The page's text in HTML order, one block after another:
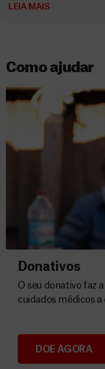
LEIA MAIS
Como ajudar
Donativos
Donativos
O seu donativo faz
cuidados médicos
DOE AGORA